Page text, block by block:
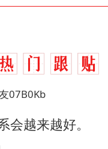
07B0Kb
会越来越好。